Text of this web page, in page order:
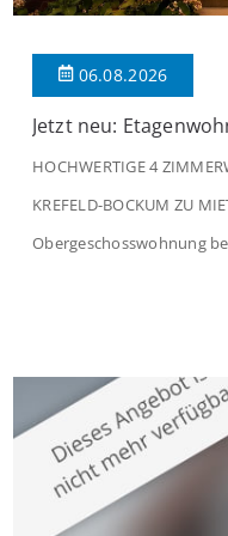
06.08.2026
Jetzt neu:
HOCHWERTIGE 4
KREFELD-BOCKUM ZU
Obergeschosswohnung
großzügige Räume und
modernen Wohnkomfort
verbindet. Der […]